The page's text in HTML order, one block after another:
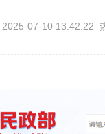
07-10 13:42:22